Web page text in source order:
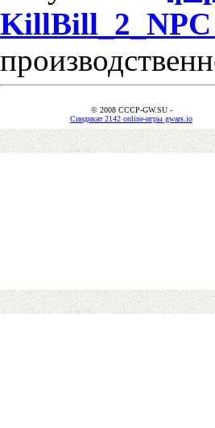
© 2008 CCCP-GW.SU -
Синдикат 2142 online-игры gwars.io